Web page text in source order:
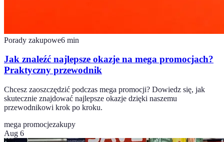
Porady zakupowe6 min
Jak znaleźć najlepsze okazje na mega promocjach?
Praktyczny przewodnik
Chcesz zaoszczędzić podczas mega promocji? Dowiedz się, jak
skutecznie znajdować najlepsze okazje dzięki naszemu
przewodnikowi krok po kroku.
mega promocjezakupy
Aug 6